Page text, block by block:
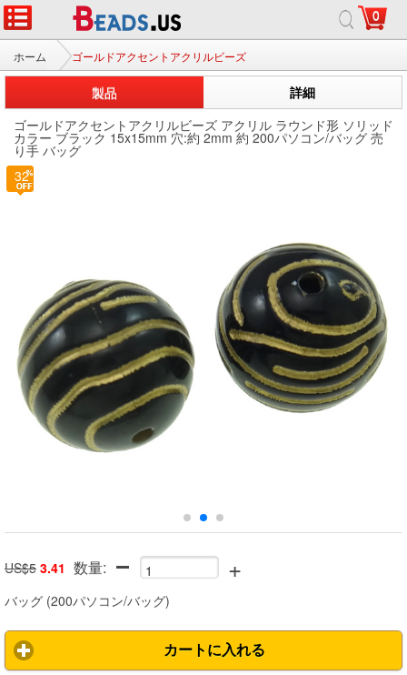
0
ホーム ゴールドアクセントアクリルビーズ
製品
詳細
ゴールドアクセントアクリルビーズ アクリル ラウンド形 ソリッド
カラー ブラック 15x15mm 穴:約 2mm 約 200パソコン/バッグ 売
り手 バッグ
32
US$5 3.41 数量: +
バッグ (200パソコン/バッグ)
カートに入れる